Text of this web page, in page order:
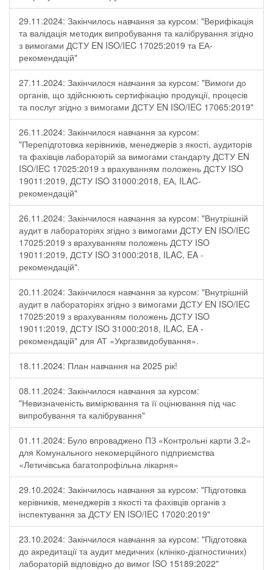
29.11.2024: Закінчилось навчання за курсом: "Верифікація
та валідація методик випробування та калібрування згідно
з вимогами ДСТУ EN ISO/IEC 17025:2019 та ЕА-
рекомендацій"
27.11.2024: Закінчилося навчання за курсом: "Вимоги до
органів, що здійснюють сертифікацію продукції, процесів
та послуг згідно з вимогами ДСТУ EN ISO/IEC 17065:2019"
26.11.2024: Закінчилося навчання за курсом:
"Перепідготовка керівників, менеджерів з якості, аудиторів
та фахівців лабораторій за вимогами стандарту ДСТУ EN
ISO/IEC 17025:2019 з врахуванням положень ДСТУ ISO
19011:2019, ДСТУ ISO 31000:2018, ЕА, ILAC-
рекомендацій"
26.11.2024: Закінчилося навчання за курсом: "Внутрішній
аудит в лабораторіях згідно з вимогами ДСТУ EN ISO/IEC
17025:2019 з врахуванням положень ДСТУ ISO
19011:2019, ДСТУ ISO 31000:2018, ILAC, EA -
рекомендацій".
20.11.2024: Закінчилося навчання за курсом: "Внутрішній
аудит в лабораторіях згідно з вимогами ДСТУ EN ISO/IEC
17025:2019 з врахуванням положень ДСТУ ISO
19011:2019, ДСТУ ISO 31000:2018, ILAC, EA -
рекомендацій" для АТ «Укргазвидобування».
18.11.2024: План навчання на 2025 рік!
08.11.2024: Закінчилося навчання за курсом:
"Невизначеність вимірювання та її оцінювання під час
випробування та калібрування"
01.11.2024: Було впроваджено ПЗ «Контрольні карти 3.2»
для Комунального некомерційного підприємства
«Летичівська багатопрофільна лікарня»
29.10.2024: Закінчилось навчання за курсом: "Підготовка
керівників, менеджерів з якості та фахівців органів з
інспектування за ДСТУ EN ISO/IEC 17020:2019"
23.10.2024: Закінчилося навчання за курсом: "Підготовка
до акредитації та аудит медичних (клініко-діагностичних)
лабораторій відповідно до вимог ISO 15189:2022"